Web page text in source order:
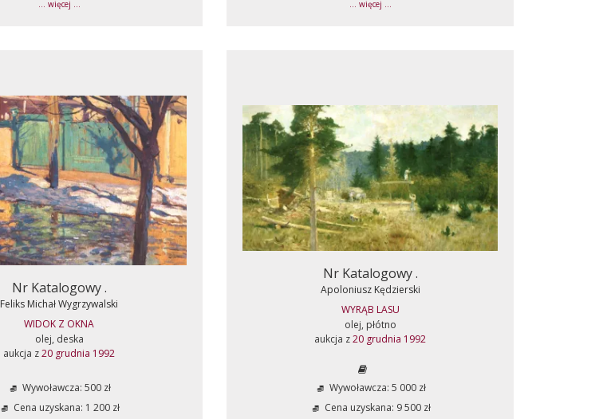
... więcej ... ... więcej ...
Nr Katalogowy .
Feliks Michał Wygrzywalski
WIDOK Z OKNA
olej, deska
aukcja z20 grudnia 1992
Wywoławcza: 500 zł
Cena uzyskana: 1 200 zł
Nr Katalogowy .
Apoloniusz Kędzierski
WYRĄB LASU
olej, płótno
aukcja z20 grudnia 1992
Wywoławcza: 5 000 zł
Cena uzyskana: 9 500 zł